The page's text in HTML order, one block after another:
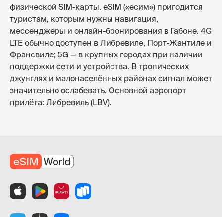
физической SIM-карты. eSIM («есим») пригодится
туристам, которым нужны навигация,
мессенджеры и онлайн-бронирования в Габоне. 4G
LTE обычно доступен в Либревиле, Порт-Жантиле и
Франсвиле; 5G — в крупных городах при наличии
поддержки сети и устройства. В тропических
джунглях и малонаселённых районах сигнал может
значительно ослабевать. Основной аэропорт
прилёта: Либревиль (LBV).